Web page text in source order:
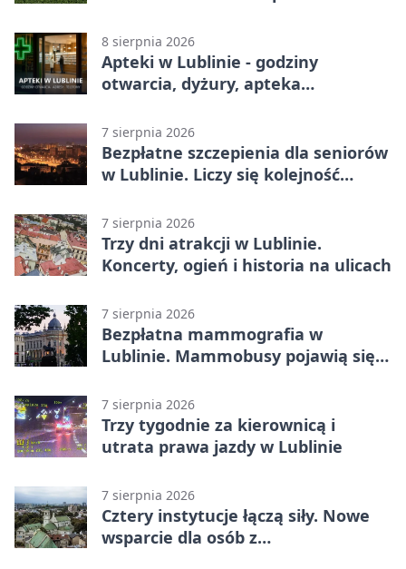
Ekstraklasy
8 sierpnia 2026
Apteki w Lublinie - godziny
otwarcia, dyżury, apteka
7 sierpnia 2026
Bezpłatne szczepienia dla seniorów
w Lublinie. Liczy się kolejność
7 sierpnia 2026
Trzy dni atrakcji w Lublinie.
Koncerty, ogień i historia na ulicach
7 sierpnia 2026
Bezpłatna mammografia w
Lublinie. Mammobusy pojawią się
7 sierpnia 2026
Trzy tygodnie za kierownicą i
utrata prawa jazdy w Lublinie
7 sierpnia 2026
Cztery instytucje łączą siły. Nowe
wsparcie dla osób z